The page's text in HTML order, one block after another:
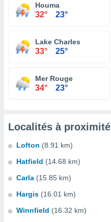
Houma
32° 23°
Lake Charles
33° 25°
Mer Rouge
34° 23°
Localités à proximité
Lofton (8.91 km)
Hatfield (14.68 km)
Carla (15.85 km)
Hargis (16.01 km)
Winnfield (16.32 km)